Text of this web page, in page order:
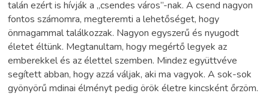
talán ezért is hívják a „csendes város”-nak. A csend nagyon
fontos számomra, megteremti a lehetőséget, hogy
önmagammal találkozzak. Nagyon egyszerű és nyugodt
életet éltünk. Megtanultam, hogy megértő legyek az
emberekkel és az élettel szemben. Mindez együttvéve
segített abban, hogy azzá váljak, aki ma vagyok. A sok-sok
gyönyörű mdinai élményt pedig örök életre kincsként őrzöm.